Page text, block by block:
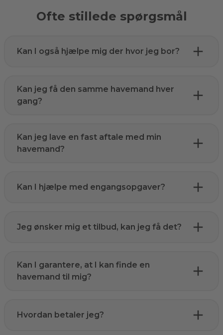
Ofte stillede spørgsmål
Kan I også hjælpe mig der hvor jeg bor?
Kan jeg få den samme havemand hver
gang?
Kan jeg lave en fast aftale med min
havemand?
Kan I hjælpe med engangsopgaver?
Jeg ønsker mig et tilbud, kan jeg få det?
Kan I garantere, at I kan finde en
havemand til mig?
Hvordan betaler jeg?